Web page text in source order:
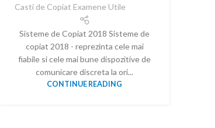
Casti de Copiat Examene Utile
Sisteme de Copiat 2018 Sisteme de
copiat 2018 - reprezinta cele mai
fiabile si cele mai bune dispozitive de
comunicare discreta la ori...
CONTINUE READING